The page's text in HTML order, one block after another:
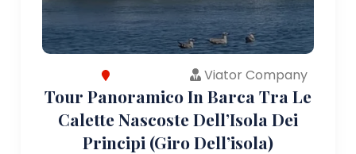
Viator Company
Tour Panoramico In Barca Tra Le
Calette Nascoste Dell’Isola Dei
Principi (giro Dell’isola)